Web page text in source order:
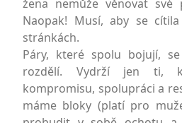
žena nemůže věnovat své
Naopak! Musí, aby se
stránkách.
Páry, které spolu bojují,
rozdělí. Vydrží jen ti,
kompromisu, spolupráci a
máme bloky (platí pro